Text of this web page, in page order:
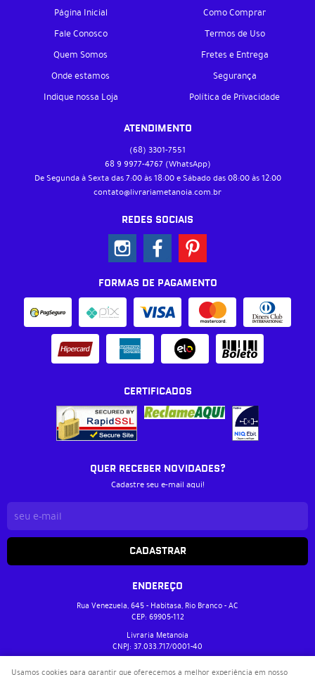
Página Inicial
Fale Conosco
Quem Somos
Onde estamos
Indique nossa Loja
Como Comprar
Termos de Uso
Fretes e Entrega
Segurança
Política de Privacidade
ATENDIMENTO
(68) 3301-7551
68 9 9977-4767 (WhatsApp)
De Segunda à Sexta das 7:00 às 18:00 e Sábado das 08:00 às 12:00
contato@livrariametanoia.com.br
REDES SOCIAIS
FORMAS DE PAGAMENTO
CERTIFICADOS
QUER RECEBER NOVIDADES?
Cadastre seu e-mail aqui!
CADASTRAR
ENDEREÇO
Rua Venezuela, 645- Habitasa, Rio Branco-AC
CEP: 69905-112
Livraria Metanoia
CNPJ: 37.033.717/0001-40
Usamos cookies para garantir que oferecemos a melhor experiência em nosso